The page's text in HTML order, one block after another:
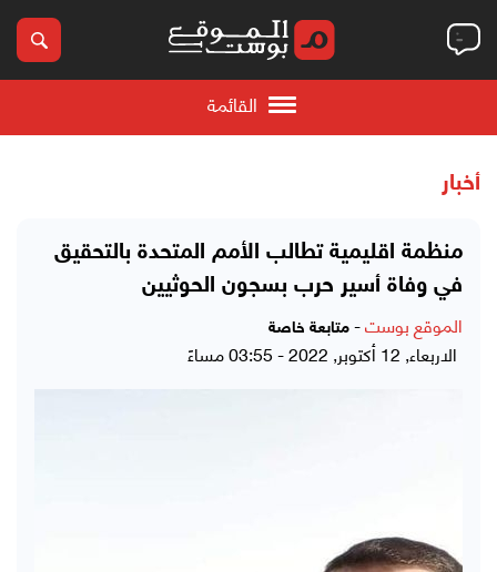
القائمة
أخبار
منظمة اقليمية تطالب الأمم المتحدة بالتحقيق
في وفاة أسير حرب بسجون الحوثيين
الموقع بوست- متابعة خاصة
الاربعاء, 12 أكتوبر, 2022 - 03:55 مساءً